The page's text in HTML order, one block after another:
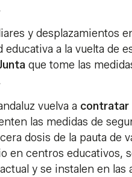
y desplazamientos
a la vuelta de
que tome las
vuelva a contratar
las medidas de
dosis de la pauta de
en centros educativos,
y se instalen en las